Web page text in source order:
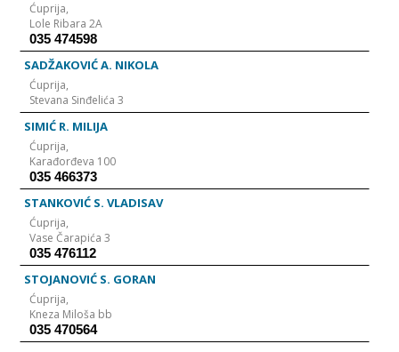
Ćuprija,
Lole Ribara 2A
035 474598
SADŽAKOVIĆ A. NIKOLA
Ćuprija,
Stevana Sinđelića 3
SIMIĆ R. MILIJA
Ćuprija,
Karađorđeva 100
035 466373
STANKOVIĆ S. VLADISAV
Ćuprija,
Vase Čarapića 3
035 476112
STOJANOVIĆ S. GORAN
Ćuprija,
Kneza Miloša bb
035 470564